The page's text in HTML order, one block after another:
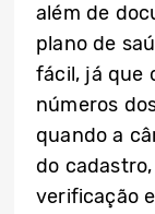
além de
plano de
fácil, já que
números
quando a
do
verificação